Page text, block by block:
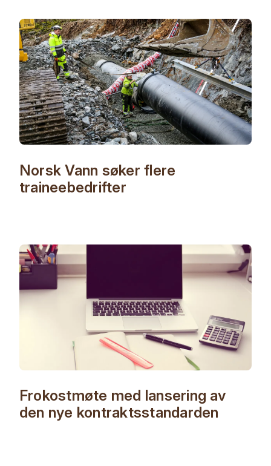
Norsk Vann søker flere
traineebedrifter
Frokostmøte med lansering av
den nye kontraktsstandarden